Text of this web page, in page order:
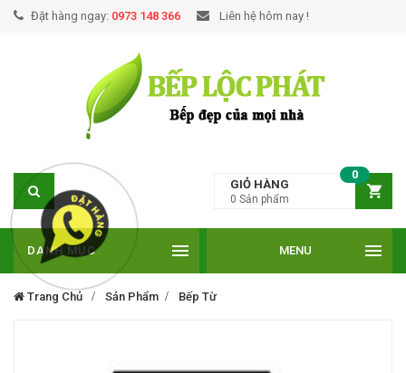
Đặt hàng ngay: 0973 148 366 Liên hệ hôm nay !
GIỎ HÀNG
0
0 Sản phẩm
DANH MỤC MENU
Trang Chủ Sản Phẩm Bếp Từ